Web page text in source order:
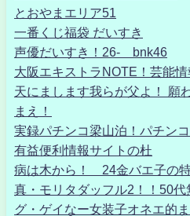
とおやまエリア51
一番くじ福袋 だいすき
声優だいすき！26- bnk46
大阪エキストラNOTE！芸能情
天にまします我らが父よ！ 願
まえ！
実録パチンコ梁山泊！パチン
有益便利情報サイトの杜
病は木から！ 24金バエ子の
真・モリタダッフル2！！50
グ・ゲイなー女装子オネエ的